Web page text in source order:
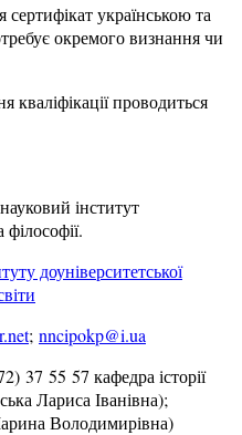
українською та
окремого визнання чи
кваліфікації проводиться
інститут
доуніверситетської
; nncipokp@i.ua
37 55 57 кафедра історії
Лариса Іванівна);
Володимирівна)